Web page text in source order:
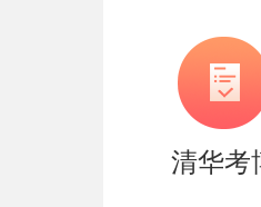
实性、
成的后
四、入
清华考